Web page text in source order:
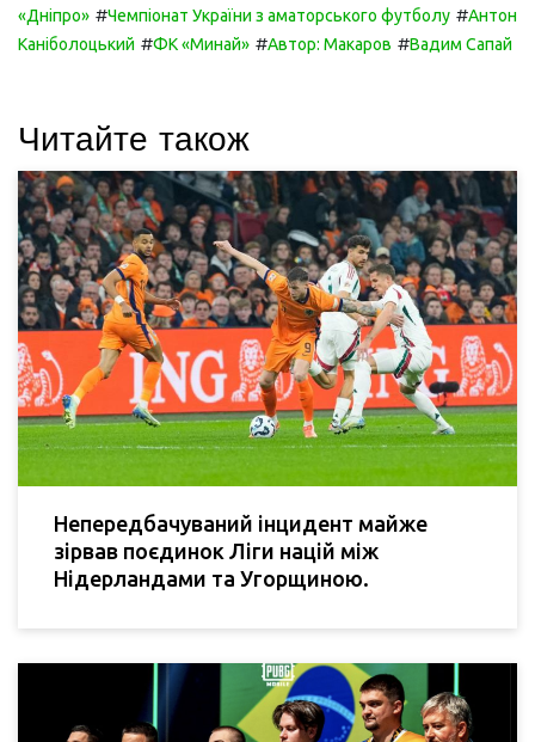
«Дніпро» #Чемпіонат України з аматорського футболу #Антон
Каніболоцький #ФК «Минай» #Автор: Макаров #Вадим Сапай
Читайте також
Непередбачуваний інцидент майже
зірвав поєдинок Ліги націй між
Нідерландами та Угорщиною.